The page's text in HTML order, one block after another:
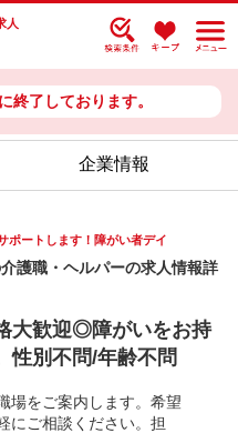
人
終了しております。
企業情報
ポートします！障がい者デイ
護職・ヘルパーの求人情報詳
大歓迎◎障がいをお持
性別不問/年齢不問
場をご案内します。希望
にご相談ください。担